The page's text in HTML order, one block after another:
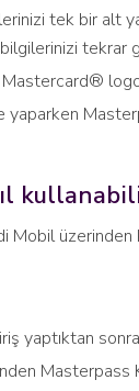
tek bir alt
tekrar
Mobil üzerinden
yaptıktan
Masterpass